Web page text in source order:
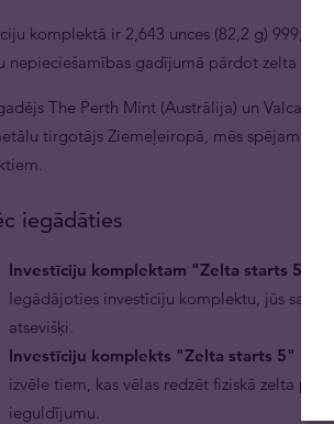
komplektā ir 2,643 unces (82,2 g) 999,9
nepieciešamības gadījumā pārdot zelta
The Perth Mint (Austrālija) un Valcambi
tirgotājs Ziemeļeiropā, mēs spējam
iegādāties
Investīciju komplektam "Zelta starts 5" ir
Iegādājoties investīciju komplektu, jūs
atsevišķi.
Investīciju komplekts "Zelta starts 5" ir
izvēle tiem, kas vēlas redzēt fiziskā zelta
ieguldījumu.